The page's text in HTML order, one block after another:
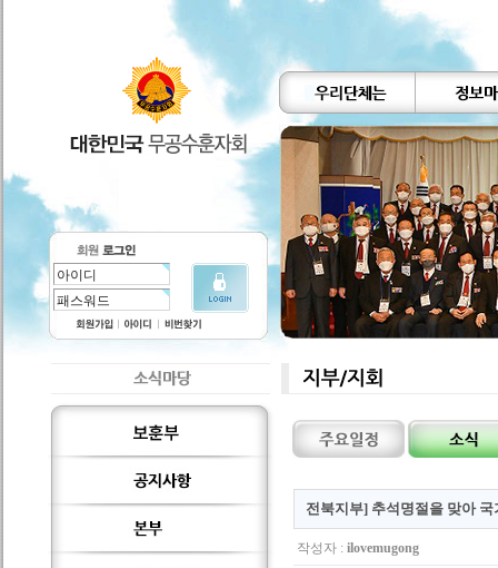
전북지부] 추석명절을 맞아
작성자 : ilovemugong